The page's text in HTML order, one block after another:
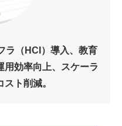
ラ（HCI）導入、教育
用効率向上、スケーラ
ト削減。